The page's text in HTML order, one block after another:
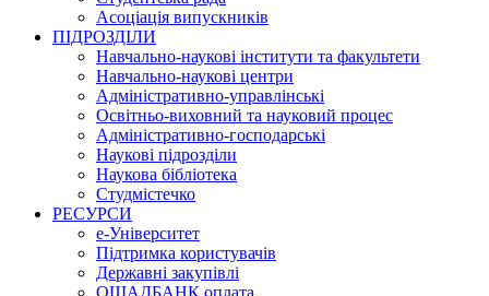
Асоціація випускників
ПІДРОЗДІЛИ
Навчально-наукові інститути та факультети
Навчально-наукові центри
Адміністративно-управлінські
Освітньо-виховний та науковий процес
Адміністративно-господарські
Наукові підрозділи
Наукова бібліотека
Студмістечко
РЕСУРСИ
е-Університет
Підтримка користувачів
Державні закупівлі
ОЩАДБАНК оплата